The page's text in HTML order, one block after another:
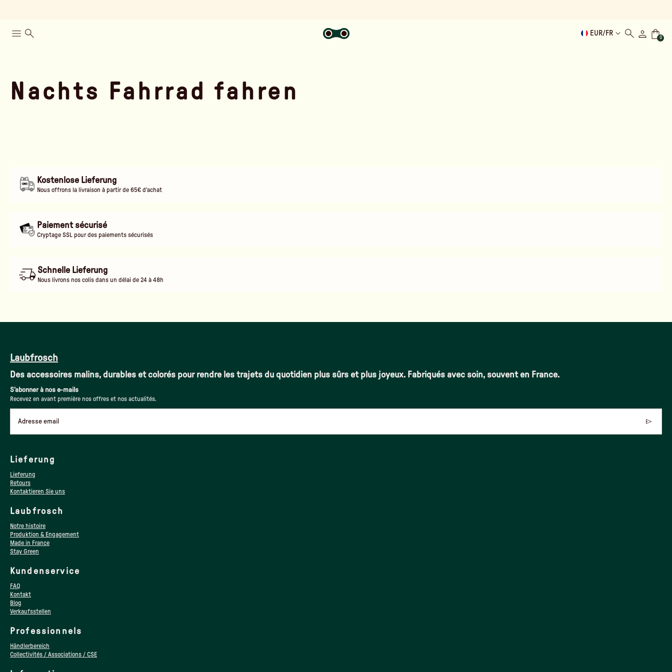
EUR/ FR
0
Nachts Fahrrad fahren
Kostenlose Lieferung
Nous offrons la livraison à partir de 65€ d'achat
Paiement sécurisé
Cryptage SSL pour des paiements sécurisés
Schnelle Lieferung
Nous livrons nos colis dans un délai de 24 à 48h
Laubfrosch
Des accessoires malins, durables et colorés pour rendre les trajets du quotidien plus sûrs et plus joyeux. Fabriqués avec soin, souvent en France.
S'abonner à nos e-mails
Recevez en avant première nos offres et nos actualités.
Adresse email
Lieferung
Lieferung
Retours
Kontaktieren Sie uns
Laubfrosch
Notre histoire
Produktion & Engagement
Made in France
Stay Green
Kundenservice
FAQ
Kontakt
Blog
Verkaufsstellen
Professionnels
Händlerbereich
Collectivités / Associations / CSE